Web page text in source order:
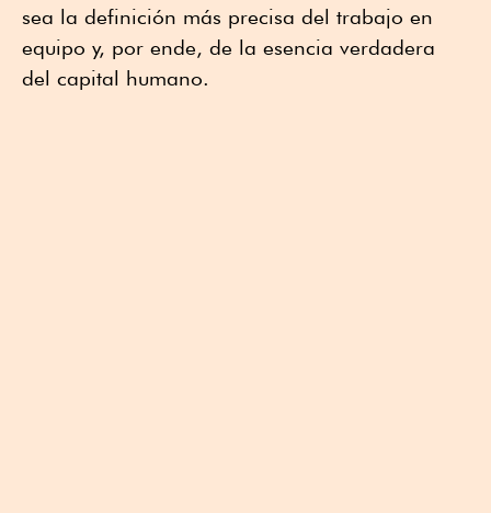
sea la definición más precisa del trabajo en
equipo y, por ende, de la esencia verdadera
del capital humano.